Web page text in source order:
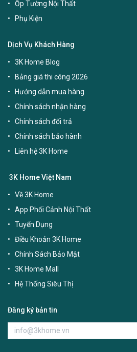
Ốp Tường Nội Thất
Phụ Kiện
Dịch Vụ Khách Hàng
3K Home Blog
Bảng giá thi công 2026
Hướng dẫn mua hàng
Chính sách nhận hàng
Chính sách đổi trả
Chính sách bảo hành
Liên hệ 3K Home
3K Home Việt Nam
Về 3K Home
App Phối Cảnh Nội Thất
Tuyển Dụng
Điều Khoản 3K Home
Chính Sách Bảo Mật
3K Home Mall
Hệ Thống Siêu Thị
Đăng ký bản tin